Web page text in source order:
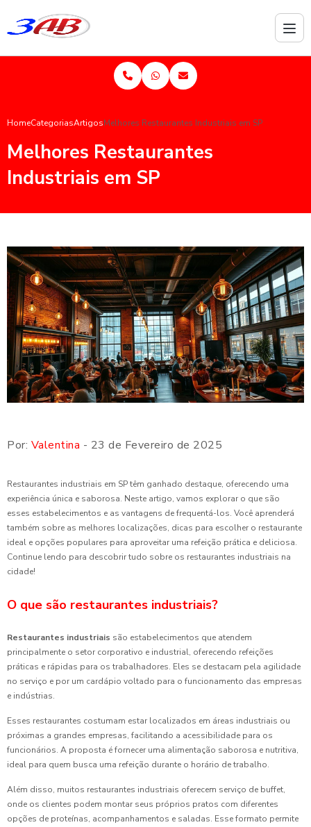
HomeCategoriasArtigosMelhores Restaurantes Industriais em SP
Melhores Restaurantes
Industriais em SP
Por: Valentina - 23 de Fevereiro de 2025
Restaurantes industriais em SP têm ganhado destaque, oferecendo uma
experiência única e saborosa. Neste artigo, vamos explorar o que são
esses estabelecimentos e as vantagens de frequentá-los. Você aprenderá
também sobre as melhores localizações, dicas para escolher o restaurante
ideal e opções populares para aproveitar uma refeição prática e deliciosa.
Continue lendo para descobrir tudo sobre os restaurantes industriais na
cidade!
O que são restaurantes industriais?
Restaurantes industriais são estabelecimentos que atendem
principalmente o setor corporativo e industrial, oferecendo refeições
práticas e rápidas para os trabalhadores. Eles se destacam pela agilidade
no serviço e por um cardápio voltado para o funcionamento das empresas
e indústrias.
Esses restaurantes costumam estar localizados em áreas industriais ou
próximas a grandes empresas, facilitando a acessibilidade para os
funcionários. A proposta é fornecer uma alimentação saborosa e nutritiva,
ideal para quem busca uma refeição durante o horário de trabalho.
Além disso, muitos restaurantes industriais oferecem serviço de buffet,
onde os clientes podem montar seus próprios pratos com diferentes
opções de proteínas, acompanhamentos e saladas. Esse formato permite